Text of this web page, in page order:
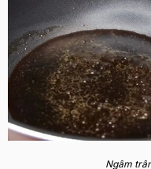
Ngâm